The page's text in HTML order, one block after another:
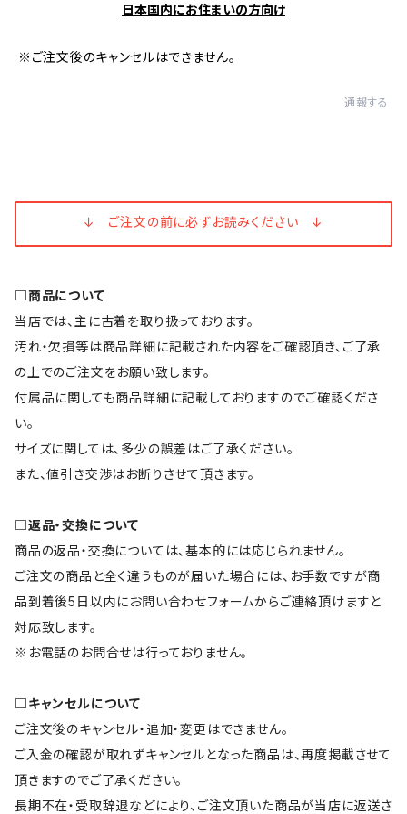
日本国内にお住まいの方向け
※ご注文後のキャンセルはできません。
通報する
↓ ご注文の前に必ずお読みください ↓
□商品について
当店では、主に古着を取り扱っております。
汚れ・欠損等は商品詳細に記載された内容をご確認頂き、ご了承
の上でのご注文をお願い致します。
付属品に関しても商品詳細に記載しておりますのでご確認くださ
い。
サイズに関しては、多少の誤差はご了承ください。
また、値引き交渉はお断りさせて頂きます。
□返品・交換について
商品の返品・交換については、基本的には応じられません。
ご注文の商品と全く違うものが届いた場合には、お手数ですが商
品到着後5日以内にお問い合わせフォームからご連絡頂けますと
対応致します。
※お電話のお問合せは行っておりません。
□キャンセルについて
ご注文後のキャンセル・追加・変更はできません。
ご入金の確認が取れずキャンセルとなった商品は、再度掲載させて
頂きますのでご了承ください。
長期不在・受取辞退などにより、ご注文頂いた商品が当店に返送さ